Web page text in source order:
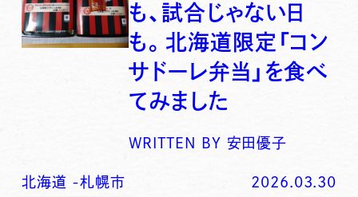
も、試合じゃない日
も。北海道限定「コン
サドーレ弁当」を食べ
てみました
WRITTEN BY 安田優子
北海道 -札幌市 2026.03.30